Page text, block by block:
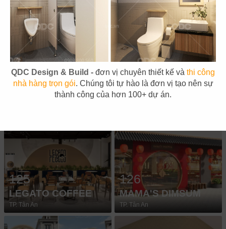
QDC Design & Build - đơn vị chuyên thiết kế và thi công
nhà hàng trọn gói. Chúng tôi tự hào là đơn vị tạo nên sự
thành công của hơn 100+ dự án.
CN Milpitas - USA CN Bến Tre
123
LEKAO'S COFFEE
124
KING COFFEE
125
LEGATO COFFEE
TP. Tân An
126
MAMA'S DIMSUM
TP. Tân An